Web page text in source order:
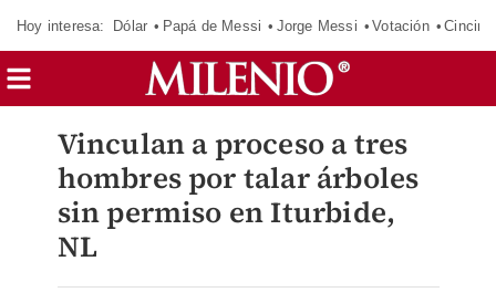
Hoy interesa: Dólar Papá de Messi Jorge Messi Votación
Vinculan a proceso a tres
hombres por talar árboles
sin permiso en Iturbide,
NL